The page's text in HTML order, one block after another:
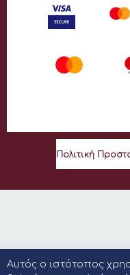
Πολιτική
Αυτός ο ιστότοπος